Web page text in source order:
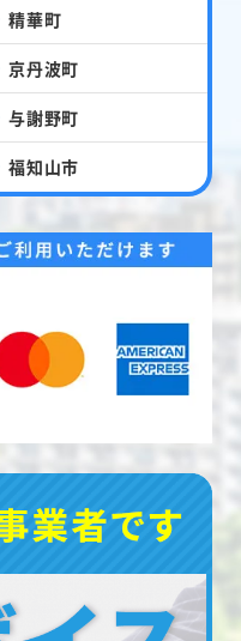
精華町
京丹波町
与謝野町
福知山市